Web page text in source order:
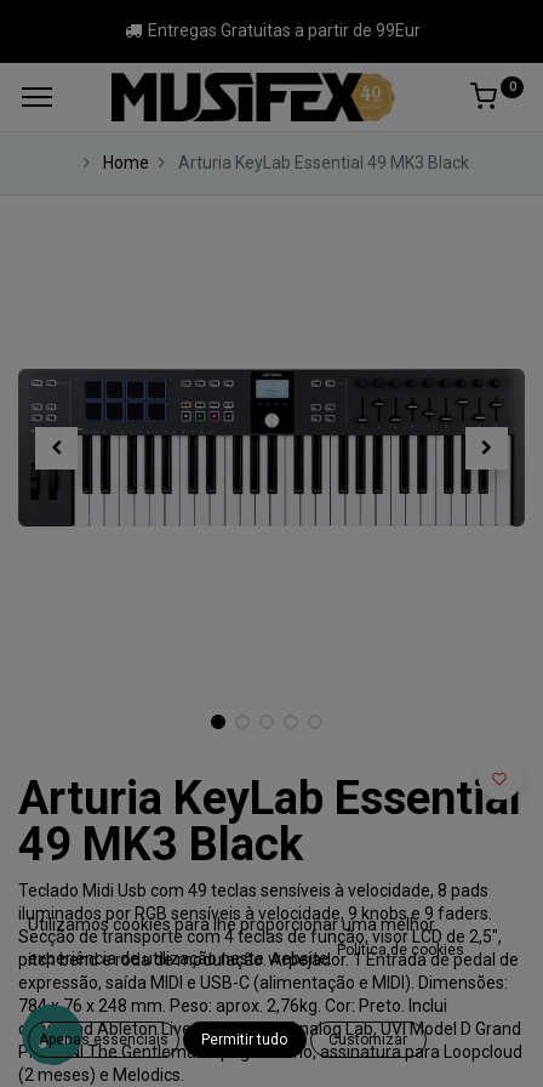
Entregas Gratuitas a partir de 99Eur
0
Home Arturia KeyLab Essential 49 MK3 Black
Arturia KeyLab Essential
49 MK3 Black
Teclado Midi Usb com 49 teclas sensíveis à velocidade, 8 pads
iluminados por RGB sensíveis à velocidade, 9 knobs e 9 faders.
Secção de transporte com 4 teclas de função, visor LCD de 2,5",
pitch bend e roda de modulação. Arpejador. 1 Entrada de pedal de
expressão, saída MIDI e USB-C (alimentação e MIDI). Dimensões:
784 x 76 x 248 mm. Peso: aprox. 2,76kg. Cor: Preto. Inclui
download Ableton Live Lite, Arturia Analog Lab, UVI Model D Grand
Piano, NI The Gentleman Upright Piano, assinatura para Loopcloud
(2 meses) e Melodics.
Utilizamos cookies para lhe proporcionar uma melhor
experiência de utilização neste website. Política de cookies
Apenas essenciais Permitir tudo Customizar